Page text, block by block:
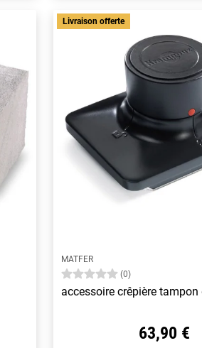
MATFER
(0)
accessoire crêpière
63,90 €
Livraison offerte